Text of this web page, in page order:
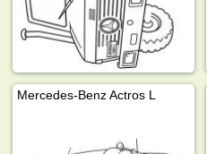
Mercedes-Benz Actros L